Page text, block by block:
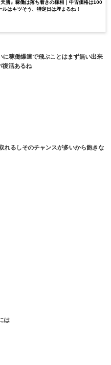
膳』稼働は落ち着きの様相｜中古価格は100
ルはキツそう、特定日は埋まるね！
稼働爆速で飛ぶことはまず無い出来
復活あるね
れるしそのチャンスが多いから飽きな
は